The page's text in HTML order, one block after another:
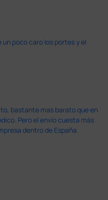
poco caro los portes y el
bastante mas barato que en
Pero el envío cuesta más
dentro de España.